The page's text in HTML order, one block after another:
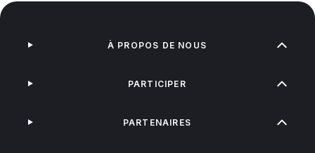
À PROPOS DE NOUS
PARTICIPER
PARTENAIRES